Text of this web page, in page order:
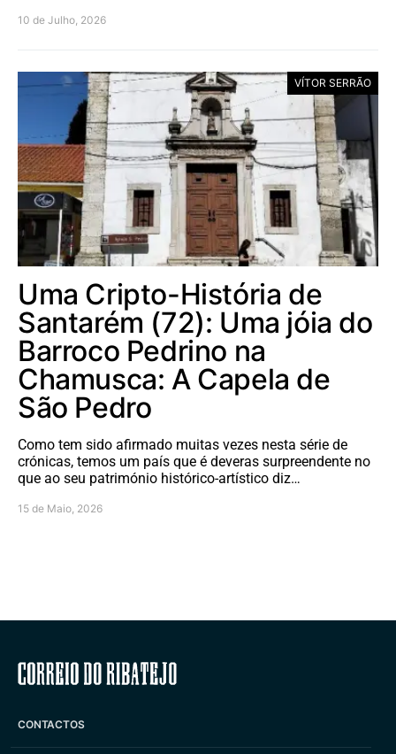
10 de Julho, 2026
VÍTOR SERRÃO
Uma Cripto-História de
Santarém (72): Uma jóia do
Barroco Pedrino na
Chamusca: A Capela de
São Pedro
Como tem sido afirmado muitas vezes nesta série de
crónicas, temos um país que é deveras surpreendente no
que ao seu património histórico-artístico diz…
15 de Maio, 2026
Correio do Ribatejo
CONTACTOS